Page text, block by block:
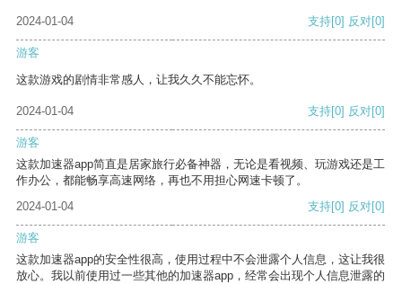
2024-01-04 支持[0] 反对[0]
游客
这款游戏的剧情非常感人，让我久久不能忘怀。
2024-01-04 支持[0] 反对[0]
游客
这款加速器app简直是居家旅行必备神器，无论是看视频、玩游戏还是工
作办公，都能畅享高速网络，再也不用担心网速卡顿了。
2024-01-04
支持[0] 反对[0]
游客
这款加速器app的安全性很高，使用过程中不会泄露个人信息，这让我很
放心。我以前使用过一些其他的加速器app，经常会出现个人信息泄露的